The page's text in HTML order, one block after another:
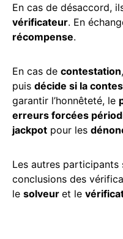
En cas de désaccord,
vérificateur. En
récompense.
En cas de contestation
puis décide si la
garantir l’honnêteté, le
erreurs forcées
jackpot pour les
Les autres participants
conclusions des
le solveur et le